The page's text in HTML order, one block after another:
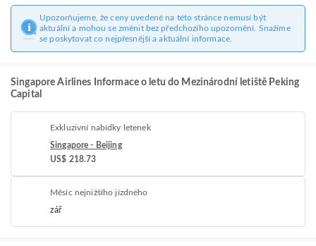
Upozorňujeme, že ceny uvedené na této stránce nemusí být
aktuální a mohou se změnit bez předchozího upozornění. Snažíme
se poskytovat co nejpřesnější a aktuální informace.
Singapore Airlines Informace o letu do Mezinárodní letiště Peking
Capital
Exkluzivní nabídky letenek
Singapore - Beijing
US$ 218.73
Měsíc nejnižšího jízdného
zář